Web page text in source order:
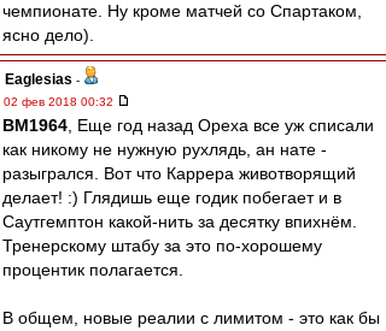
чемпионате. Ну кроме матчей со Спартаком,
ясно дело).
Eaglesias -
02 фев 2018 00:32
BM1964 , Еще год назад Ореха все уж списали
как никому не нужную рухлядь, ан нате -
разыгрался. Вот что Каррера животворящий
делает! :) Глядишь еще годик побегает и в
Саутгемптон какой-нить за десятку впихнём.
Тренерскому штабу за это по-хорошему
процентик полагается.
В общем, новые реалии с лимитом - это как бы